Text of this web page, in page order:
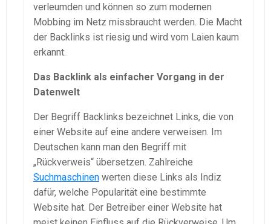
verleumden und können so zum modernen
Mobbing im Netz missbraucht werden. Die Macht
der Backlinks ist riesig und wird vom Laien kaum
erkannt.
Das Backlink als einfacher Vorgang in der
Datenwelt
Der Begriff Backlinks bezeichnet Links, die von
einer Website auf eine andere verweisen. Im
Deutschen kann man den Begriff mit
„Rückverweis“ übersetzen. Zahlreiche
Suchmaschinen werten diese Links als Indiz
dafür, welche Popularität eine bestimmte
Website hat. Der Betreiber einer Website hat